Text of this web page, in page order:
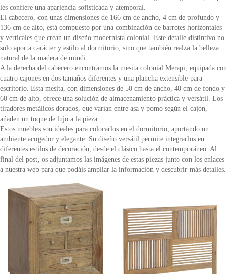
les confiere una apariencia sofisticada y atemporal.
El cabecero, con unas dimensiones de 166 cm de ancho, 4 cm de profundo y
136 cm de alto, está compuesto por una combinación de barrotes horizontales
y verticales que crean un diseño modernista colonial. Este detalle distintivo no
solo aporta carácter y estilo al dormitorio, sino que también realza la belleza
natural de la madera de mindi.
A la derecha del cabecero encontramos la mesita colonial Merapi, equipada con
cuatro cajones en dos tamaños diferentes y una plancha extensible para
escritorio. Esta mesita, con dimensiones de 50 cm de ancho, 40 cm de fondo y
60 cm de alto, ofrece una solución de almacenamiento práctica y versátil. Los
tiradores metálicos dorados, que varían entre asa y pomo según el cajón,
añaden un toque de lujo a la pieza.
Estos muebles son ideales para colocarlos en el dormitorio, aportando un
ambiente acogedor y elegante. Su diseño versátil permite integrarlos en
diferentes estilos de decoración, desde el clásico hasta el contemporáneo. Al
final del post, os adjuntamos las imágenes de estas piezas junto con los enlaces
a nuestra web para que podáis ampliar la información y descubrir más detalles.